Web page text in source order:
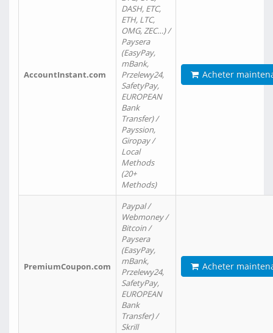
AccountInstant.com
DASH, ETC,
ETH, LTC,
OMG, ZEC…) /
Paysera
(EasyPay,
mBank,
Przelewy24,
SafetyPay,
EUROPEAN
Bank
Transfer) /
Payssion,
Giropay /
Local
Methods
(20+
Methods)
Acheter
PremiumCoupon.com
Paypal /
Webmoney /
Bitcoin /
Paysera
(EasyPay,
mBank,
Przelewy24,
SafetyPay,
EUROPEAN
Bank
Transfer) /
Skrill
Acheter